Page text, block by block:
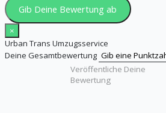
Gib Deine Bewertung ab
×
Urban Trans Umzugsservice
Deine Gesamtbewertung